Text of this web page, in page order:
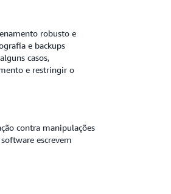
robusto e
e backups
casos,
e restringir o
contra manipulações
escrevem